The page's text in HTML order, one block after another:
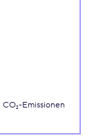
CO₂-Emissionen